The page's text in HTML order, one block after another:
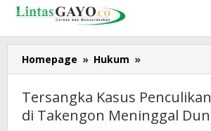
Lewati
konten
Homepage » Hukum »
Kasus
Penculikan
Siswi
MIN
Tersangka Kasus
di Takengon Meninggal